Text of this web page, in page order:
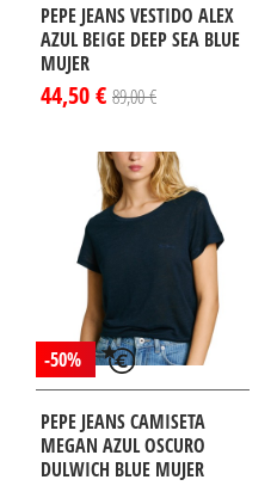
PEPE JEANS VESTIDO ALEX
AZUL BEIGE DEEP SEA BLUE
MUJER
44,50 € 89,00 €
-50%
PEPE JEANS CAMISETA
MEGAN AZUL OSCURO
DULWICH BLUE MUJER